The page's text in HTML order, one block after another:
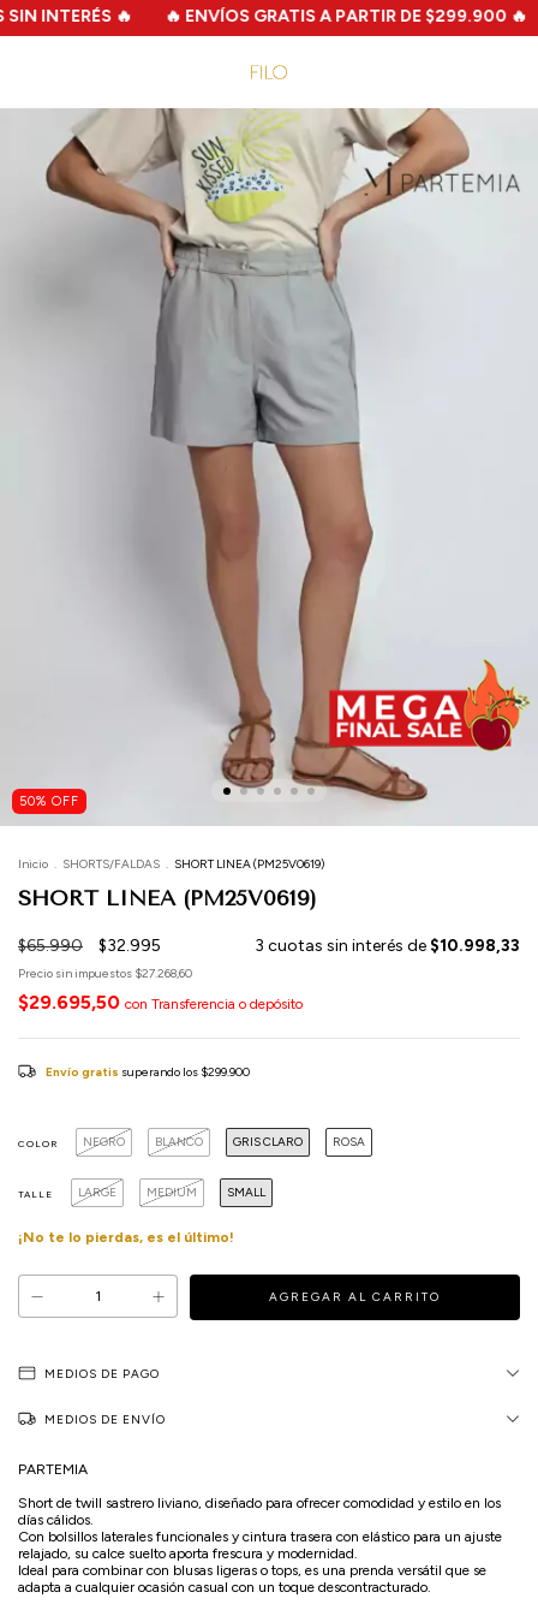
INTERÉS 🔥 🔥 ENVÍOS GRATIS A PARTIR DE $299.900 🔥
50% OFF
Inicio . SHORTS/FALDAS . SHORT LINEA (PM25V0619)
SHORT LINEA (PM25V0619)
$65.990 $32.995 3 cuotas sin interés de $10.998,33
Precio sin impuestos $27.268,60
$29.695,50 con Transferencia o depósito
Envío gratis superando los $299.900
COLOR NEGRO BLANCO GRIS CLARO ROSA
TALLE LARGE MEDIUM SMALL
¡No te lo pierdas, es el último!
MEDIOS DE PAGO
MEDIOS DE ENVÍO
PARTEMIA
Short de twill sastrero liviano, diseñado para ofrecer comodidad y estilo en los
días cálidos.
Con bolsillos laterales funcionales y cintura trasera con elástico para un ajuste
relajado, su calce suelto aporta frescura y modernidad.
Ideal para combinar con blusas ligeras o tops, es una prenda versátil que se
adapta a cualquier ocasión casual con un toque descontracturado.